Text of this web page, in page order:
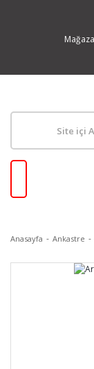
Anasayfa Ankastre